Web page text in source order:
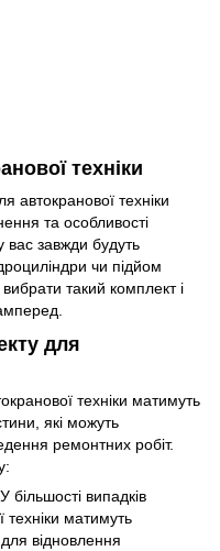
техніки
автокранової техніки
та особливості
завжди будуть
чи підйом
такий комплект і
для
техніки матимуть
які можуть
ремонтних робіт.
більшості випадків
матимуть
відновлення